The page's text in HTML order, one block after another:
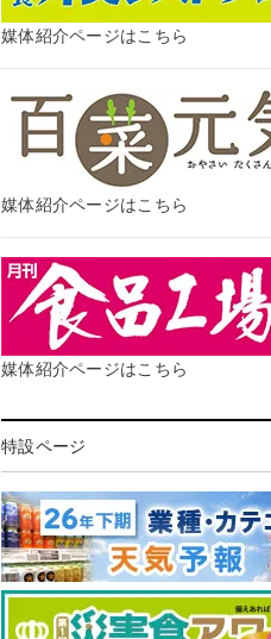
媒体紹介ページはこちら
媒体紹介ページはこちら
媒体紹介ページはこちら
特設ページ